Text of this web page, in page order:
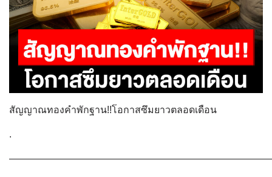
สัญญาณทองคำพักฐาน!!โอกาสซึมยาวตลอดเดือน
.